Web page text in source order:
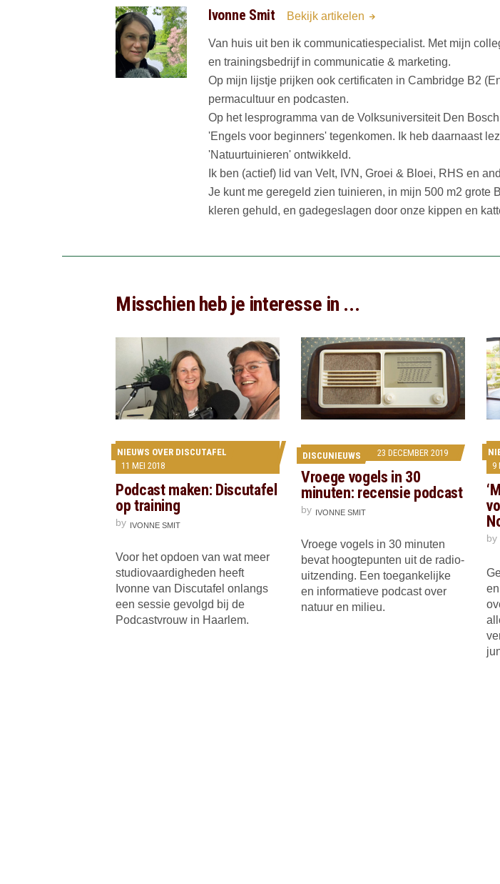
Ivonne Smit Bekijk artikelen
Van huis uit ben ik communicatiespecialist. Met mijn
en trainingsbedrijf in communicatie & marketing.
Op mijn lijstje prijken ook certificaten in Cambridge B2
permacultuur en podcasten.
Op het lesprogramma van de Volksuniversiteit Den
'Engels voor beginners' tegenkomen. Ik heb daarnaast
'Natuurtuinieren' ontwikkeld.
Ik ben (actief) lid van Velt, IVN, Groei & Bloei, RHS en
Je kunt me geregeld zien tuinieren, in mijn 500 m2 grote
kleren gehuld, en gadegeslagen door onze kippen en
Misschien heb je interesse in ...
NIEUWS OVER DISCUTAFEL
11 MEI 2018
Podcast maken: Discutafel
op training
by IVONNE SMIT
Voor het opdoen van wat meer
studiovaardigheden heeft
Ivonne van Discutafel onlangs
een sessie gevolgd bij de
Podcastvrouw in Haarlem.
DISCUNIEUWS 23 DECEMBER 2019
Vroege vogels in 30
minuten: recensie podcast
by IVONNE SMIT
Vroege vogels in 30 minuten
bevat hoogtepunten uit de radio-
uitzending. Een toegankelijke
en informatieve podcast over
natuur en milieu.
9
by